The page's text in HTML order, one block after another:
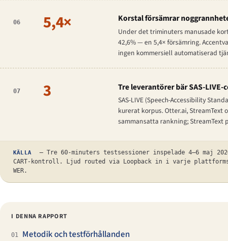
06 5,4× Korstal försämrar
Under det triminuters manusade
42,6% — en 5,4× försämring.
ingen kommersiell automatiserad
07 3 Tre leverantörer bär SAS-
SAS-LIVE (Speech-Accessibility
kurerat korpus. Otter.ai,
sammansatta rankning; StreamText
KÄLLA
— Tre 60-minuters testsessioner inspelade 4–6 maj
CART-kontroll. Ljud routed via Loopback in i varje
WER.
I DENNA RAPPORT
01 Metodik och testförhållanden